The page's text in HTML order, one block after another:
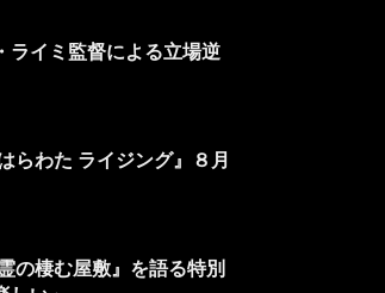
イミ監督による立場逆
らわた ライジング』８月
の棲む屋敷』を語る特別